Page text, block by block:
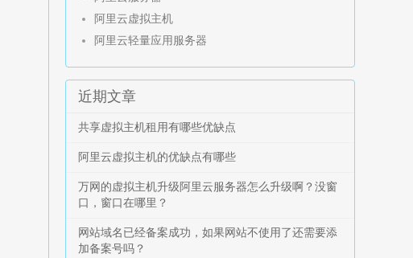
阿里云虚拟主机
阿里云轻量应用服务器
近期文章
共享虚拟主机租用有哪些优缺点
阿里云虚拟主机的优缺点有哪些
万网的虚拟主机升级阿里云服务器怎么升级啊？没窗
口，窗口在哪里？
网站域名已经备案成功，如果网站不使用了还需要添
加备案号吗？